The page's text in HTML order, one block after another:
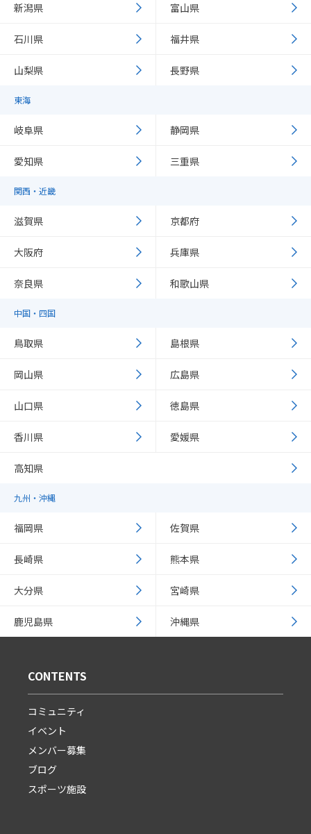
新潟県 富山県
石川県 福井県
山梨県 長野県
東海
岐阜県 静岡県
愛知県 三重県
関西・近畿
滋賀県 京都府
大阪府 兵庫県
奈良県 和歌山県
中国・四国
鳥取県 島根県
岡山県 広島県
山口県 徳島県
香川県 愛媛県
高知県
九州・沖縄
福岡県 佐賀県
長崎県 熊本県
大分県 宮崎県
鹿児島県 沖縄県
CONTENTS
コミュニティ
イベント
メンバー募集
ブログ
スポーツ施設